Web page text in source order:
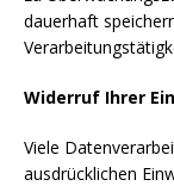
dauerhaft
Widerruf Ihrer
Viele
ausdrücklichen